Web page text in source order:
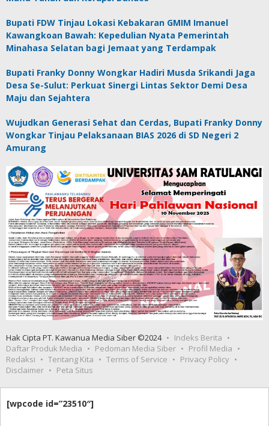
Bupati FDW Tinjau Lokasi Kebakaran GMIM Imanuel
Kawangkoan Bawah: Kepedulian Nyata Pemerintah
Minahasa Selatan bagi Jemaat yang Terdampak
Bupati Franky Donny Wongkar Hadiri Musda Srikandi Jaga
Desa Se-Sulut: Perkuat Sinergi Lintas Sektor Demi Desa
Maju dan Sejahtera
Wujudkan Generasi Sehat dan Cerdas, Bupati Franky Donny
Wongkar Tinjau Pelaksanaan BIAS 2026 di SD Negeri 2
Amurang
Hak Cipta PT. Kawanua Media Siber ©2024
Indeks Berita
Daftar Produk Media
Pedoman Media Siber
Profil Media
Redaksi
Tentang Kita Terms of Service
Privacy Policy
Disclaimer
Peta Situs
[wpcode id=”23510″]